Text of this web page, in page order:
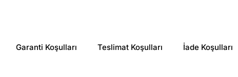
Garanti Koşulları Teslimat Koşulları İade Koşulları